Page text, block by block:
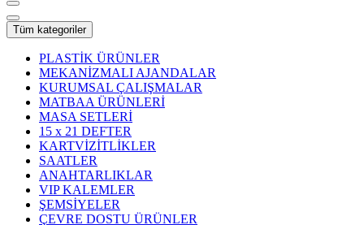
Tüm kategoriler
PLASTİK ÜRÜNLER
MEKANİZMALI AJANDALAR
KURUMSAL ÇALIŞMALAR
MATBAA ÜRÜNLERİ
MASA SETLERİ
15 x 21 DEFTER
KARTVİZİTLİKLER
SAATLER
ANAHTARLIKLAR
VIP KALEMLER
ŞEMSİYELER
ÇEVRE DOSTU ÜRÜNLER